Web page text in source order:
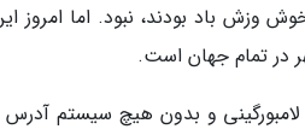
باد بودند، نبود. اما امروز
در تمام جهان است.
های پلیس لامبورگینی و بدون هیچ